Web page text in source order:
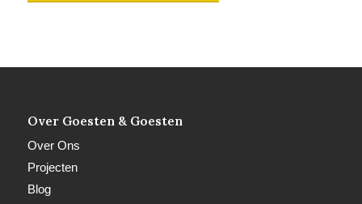
Over Goesten & Goesten
Over Ons
Projecten
Blog